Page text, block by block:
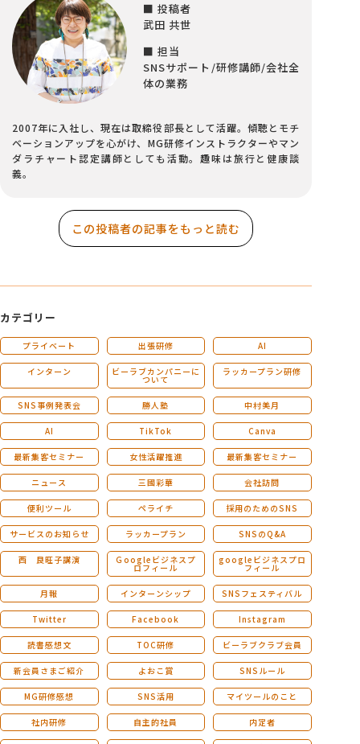
■ 投稿者
武田 共世
■ 担当
SNSサポート/研修講師/会社全
体の業務
2007年に入社し、現在は取締役部長として活躍。傾聴とモチ
ベーションアップを心がけ、MG研修インストラクターやマン
ダラチャート認定講師としても活動。趣味は旅行と健康談
義。
この投稿者の記事をもっと読む
カテゴリー
プライベート 出張研修 AI
インターン ビーラブカンパニーに
ついて
ラッカープラン研修
SNS事例発表会 勝人塾 中村美月
AI TikTok Canva
最新集客セミナー 女性活躍推進 最新集客セミナー
ニュース 三國彩華 会社訪問
便利ツール ペライチ 採用のためのSNS
サービスのお知らせ ラッカープラン SNSのQ&A
西 良旺子講演 Ｇoogleビジネスプ
ロフィール
googleビジネスプロ
フィール
月報 インターンシップ SNSフェスティバル
Twitter Facebook Instagram
読書感想文 TOC研修 ビーラブクラブ会員
新会員さまご紹介 よおこ賞 SNSルール
MG研修感想 SNS活用 マイツールのこと
社内研修 自主的社員 内定者